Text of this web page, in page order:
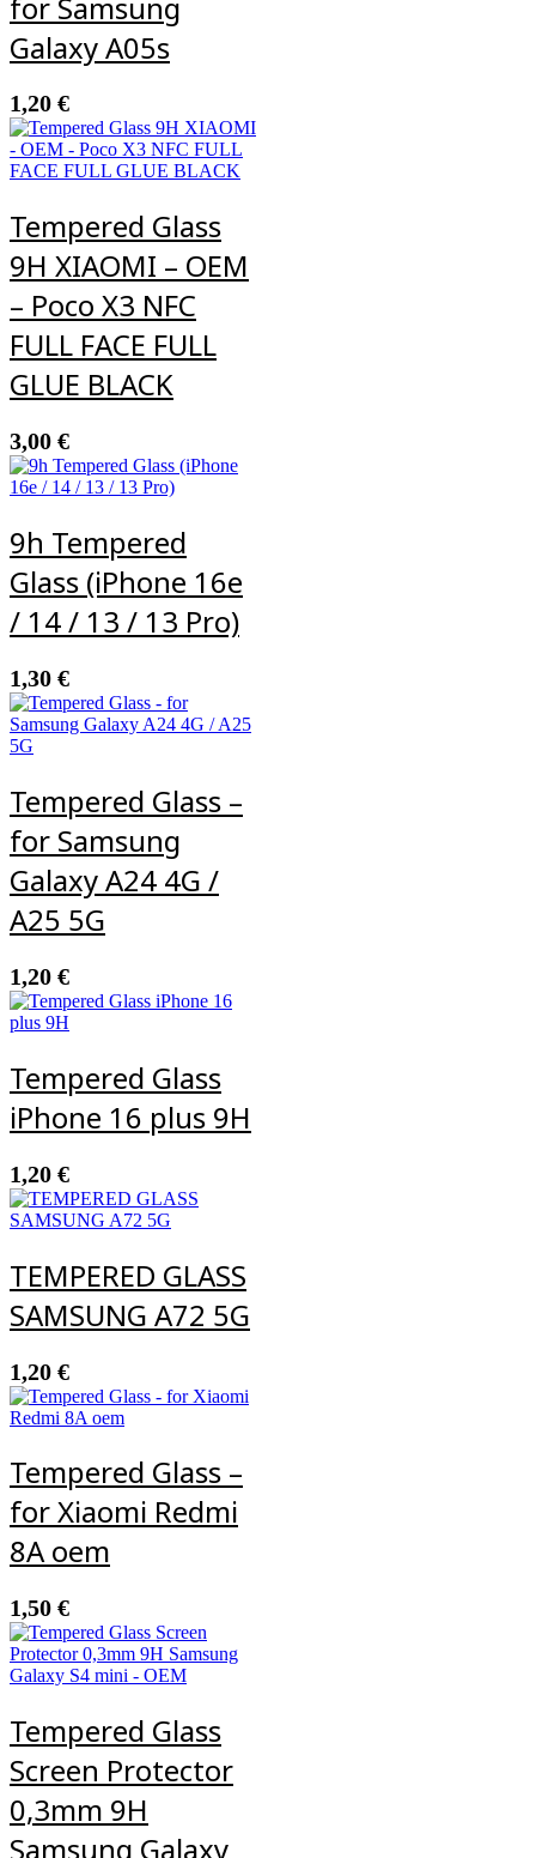
Galaxy A05s
1,20 €
Tempered Glass
9H XIAOMI – OEM
– Poco X3 NFC
FULL FACE FULL
GLUE BLACK
3,00 €
9h Tempered
Glass (iPhone 16e
/ 14 / 13 / 13 Pro)
1,30 €
Tempered Glass –
for Samsung
Galaxy A24 4G /
A25 5G
1,20 €
Tempered Glass
iPhone 16 plus 9H
1,20 €
TEMPERED GLASS
SAMSUNG A72 5G
1,20 €
Tempered Glass –
for Xiaomi Redmi
8A oem
1,50 €
Tempered Glass
Screen Protector
0,3mm 9H
Samsung Galaxy